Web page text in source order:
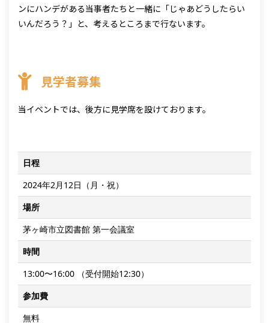
ンにハンデがある当事者たちと一緒に「じゃあどうしたらい
いんだろう？」と、考えるところまで行ないます。
見学者募集
当イベントでは、後方に見学席を設けております。
日程
2024年2⽉12⽇（月・祝）
場所
茅ヶ崎市⽴図書館 第⼀会議室
時間
13:00〜16:00 （受付開始12:30）
参加費
無料